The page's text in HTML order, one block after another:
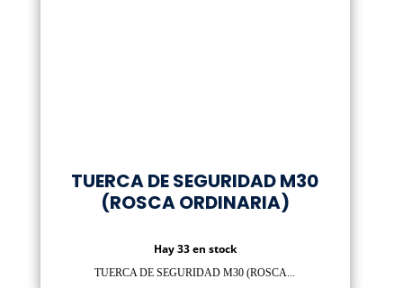
TUERCA DE SEGURIDAD M30
(ROSCA ORDINARIA)
Hay 33 en stock
TUERCA DE SEGURIDAD M30 (ROSCA...